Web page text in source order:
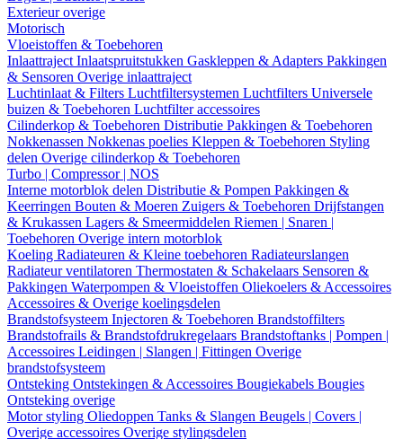
Exterieur overige
Motorisch
Vloeistoffen & Toebehoren
Inlaattraject Inlaatspruitstukken Gaskleppen & Adapters Pakkingen
& Sensoren Overige inlaattraject
Luchtinlaat & Filters Luchtfiltersystemen Luchtfilters Universele
buizen & Toebehoren Luchtfilter accessoires
Cilinderkop & Toebehoren Distributie Pakkingen & Toebehoren
Nokkenassen Nokkenas poelies Kleppen & Toebehoren Styling
delen Overige cilinderkop & Toebehoren
Turbo | Compressor | NOS
Interne motorblok delen Distributie & Pompen Pakkingen &
Keerringen Bouten & Moeren Zuigers & Toebehoren Drijfstangen
& Krukassen Lagers & Smeermiddelen Riemen | Snaren |
Toebehoren Overige intern motorblok
Koeling Radiateuren & Kleine toebehoren Radiateurslangen
Radiateur ventilatoren Thermostaten & Schakelaars Sensoren &
Pakkingen Waterpompen & Vloeistoffen Oliekoelers & Accessoires
Accessoires & Overige koelingsdelen
Brandstofsysteem Injectoren & Toebehoren Brandstoffilters
Brandstofrails & Brandstofdrukregelaars Brandstoftanks | Pompen |
Accessoires Leidingen | Slangen | Fittingen Overige
brandstofsysteem
Ontsteking Ontstekingen & Accessoires Bougiekabels Bougies
Ontsteking overige
Motor styling Oliedoppen Tanks & Slangen Beugels | Covers |
Overige accessoires Overige stylingsdelen